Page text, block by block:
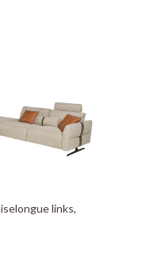
links,